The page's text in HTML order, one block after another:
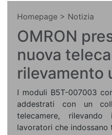
Homepage > Notizia
OMRON
nuova
rilevamento
I moduli B5T-007003
addestrati con un
telecamere,
lavoratori che indossano